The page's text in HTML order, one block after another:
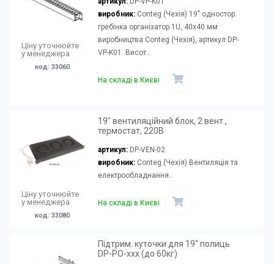
Ціну уточнюйте
у менеджера
код: 33060
виробник:Conteg (Чехія) 19" одностор.
гребінка організатор 1U, 40x40 мм
виробництва Conteg (Чехія), артикул DP-
VP-K01. Висот..
На складі в Києві
Ціну уточнюйте
у менеджера
код: 33080
19" вентиляційний блок, 2 вент.,
термостат, 220В
артикул: DP-VEN-02
виробник:Conteg (Чехія) Вентиляція та
електрообладнання..
На складі в Києві
Підтрим. куточки для 19" полиць
DP-PO-xxx (до 60кг)